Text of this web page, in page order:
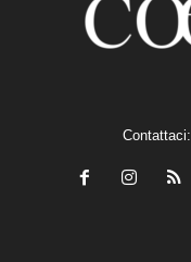
Contattaci: